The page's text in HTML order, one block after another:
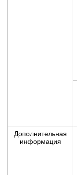
Дополнительная
информация